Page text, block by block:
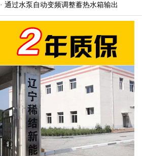
· 通过水泵自动变频调整蓄热水箱输出